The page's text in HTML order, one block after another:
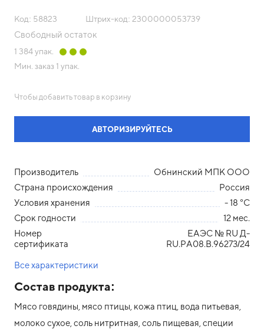
Код: 58823 Штрих-код: 2300000053739
Свободный остаток
1 384упак.
Мин. заказ 1 упак.
Чтобы добавить товар в корзину
АВТОРИЗИРУЙТЕСЬ
Производитель
Обнинский МПК ООО
Страна происхождения
Россия
Условия хранения
- 18 °С
Срок годности
12 мес.
Номер
сертификата
ЕАЭС № RU Д-
RU.PA08.B.96273/24
Все характеристики
Состав продукта:
Мясо говядины, мясо птицы, кожа птиц, вода питьевая,
молоко сухое, соль нитритная, соль пищевая, специи